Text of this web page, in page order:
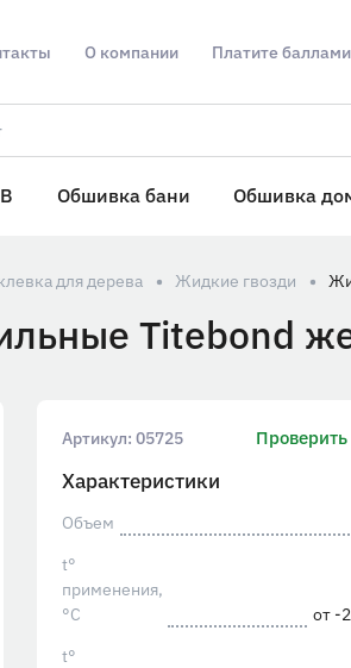
О компании Платите баллами
Обшивка бани Обшивка
для дерева Жидкие гвозди
Titebond
Артикул: 05725
Характеристики
Объем
t°
применения,
°С
от -
t°